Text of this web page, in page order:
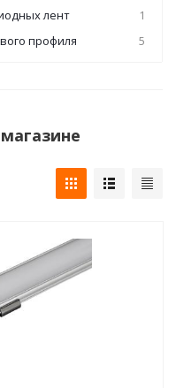
лент
1
профиля
5